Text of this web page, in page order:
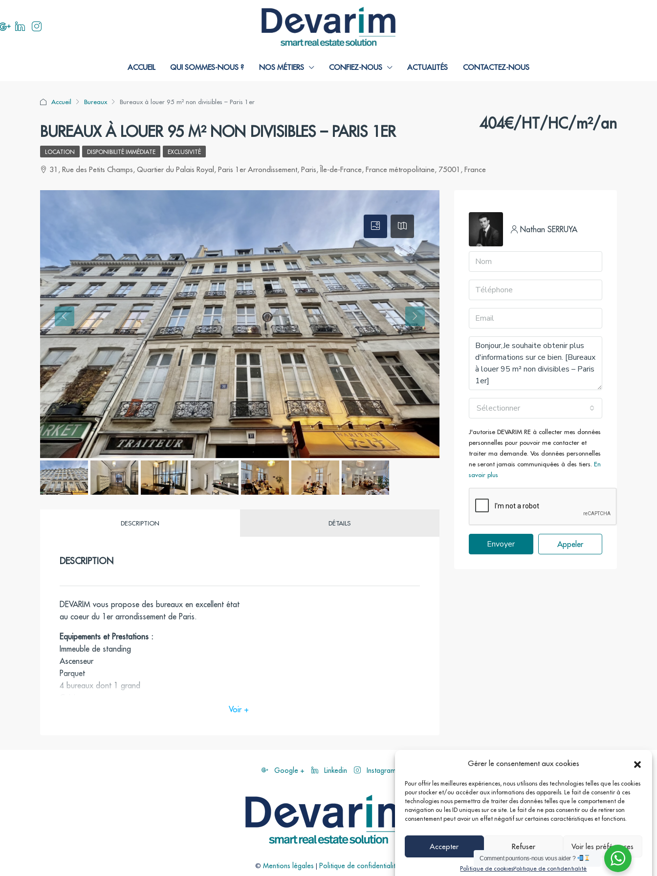
Gérer le consentement aux cookies
Pour offrir les meilleures expériences, nous utilisons des technologies telles que les cookies
pour stocker et/ou accéder aux informations des appareils. Le fait de consentir à ces
technologies nous permettra de traiter des données telles que le comportement de
navigation ou les ID uniques sur ce site. Le fait de ne pas consentir ou de retirer son
consentement peut avoir un effet négatif sur certaines caractéristiques et fonctions.
Accepter Refuser Voir les préférences
Politique de cookiesPolitique de confidentialité
ACCUEIL QUI SOMMES-NOUS ? NOS MÉTIERS CONFIEZ-NOUS ACTUALITÉS CONTACTEZ-NOUS
Accueil Bureaux Bureaux à louer 95 m² non divisibles – Paris 1er
BUREAUX À LOUER 95 M² NON DIVISIBLES – PARIS 1ER 404€/HT/HC/m²/an
LOCATION DISPONIBILITÉ IMMÉDIATE EXCLUSIVITÉ
31, Rue des Petits Champs, Quartier du Palais Royal, Paris 1er Arrondissement, Paris, Île-de-France, France métropolitaine, 75001, France
DESCRIPTION DÉTAILS
DESCRIPTION
DEVARIM vous propose des bureaux en excellent état
au coeur du 1er arrondissement de Paris.
Equipements et Prestations :
Immeuble de standing
Ascenseur
Parquet
4 bureaux dont 1 grand
Voir +
Nathan SERRUYA
Sélectionner
J'autorise DEVARIM RE à collecter mes données
personnelles pour pouvoir me contacter et
traiter ma demande. Vos données personnelles
ne seront jamais communiquées à des tiers. En
savoir plus
Envoyer Appeler
Google + Linkedin Instagram
© Mentions légales | Politique de confidentialités
Comment pourrions-nous vous aider ?